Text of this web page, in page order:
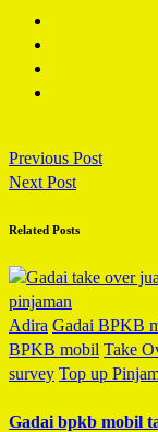
Previous Post
Next Post
Related Posts
Adira Gadai BPKB
BPKB mobil Take
survey Top up
Gadai bpkb mobil